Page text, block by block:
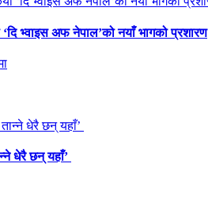
‘दि भ्वाइस अफ नेपाल’को नयाँ भागको प्रशारण
धेरै छन् यहाँ’